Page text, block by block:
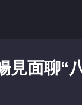
見面聊“